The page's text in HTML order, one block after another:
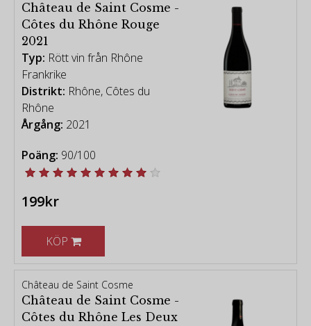
Château de Saint Cosme -
Côtes du Rhône Rouge
2021
Typ: Rött vin från Rhône
Frankrike
Distrikt: Rhône, Côtes du
Rhône
Årgång: 2021
Poäng: 90/100
199kr
KÖP
Château de Saint Cosme
Château de Saint Cosme -
Côtes du Rhône Les Deux